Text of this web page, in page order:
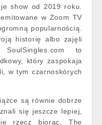
show od 2019 roku.
w Zoom TV
popularnością.
historię albo zajęli
to
który zaspokaja
w tym czarnoskórych
są równie dobrze
się jeszcze lepiej,
rzecz biorąc, The